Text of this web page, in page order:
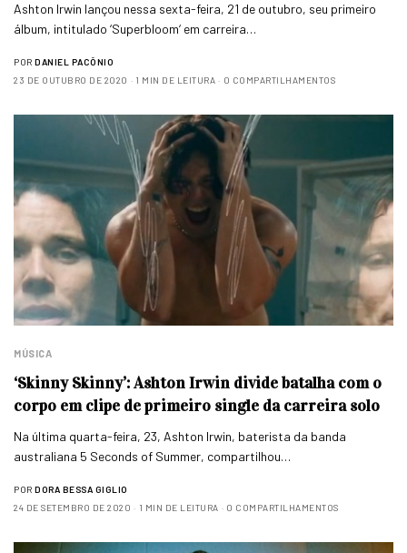
Ashton Irwin lançou nessa sexta-feira, 21 de outubro, seu primeiro
álbum, intitulado ‘Superbloom‘ em carreira…
POR DANIEL PACÔNIO
23 DE OUTUBRO DE 2020
1 MIN DE LEITURA 0 COMPARTILHAMENTOS
MÚSICA
‘Skinny Skinny’: Ashton Irwin divide batalha com o
corpo em clipe de primeiro single da carreira solo
Na última quarta-feira, 23, Ashton Irwin, baterista da banda
australiana 5 Seconds of Summer, compartilhou…
POR DORA BESSA GIGLIO
24 DE SETEMBRO DE 2020
1 MIN DE LEITURA 0 COMPARTILHAMENTOS